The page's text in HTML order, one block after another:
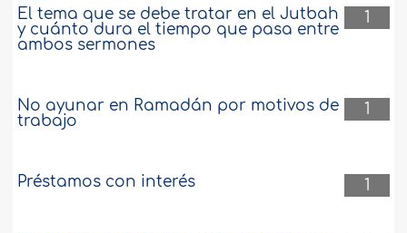
1
El tema que se debe tratar en el Jutbah
y cuánto dura el tiempo que pasa entre
ambos sermones
1
No ayunar en Ramadán por motivos de
trabajo
1
Préstamos con interés